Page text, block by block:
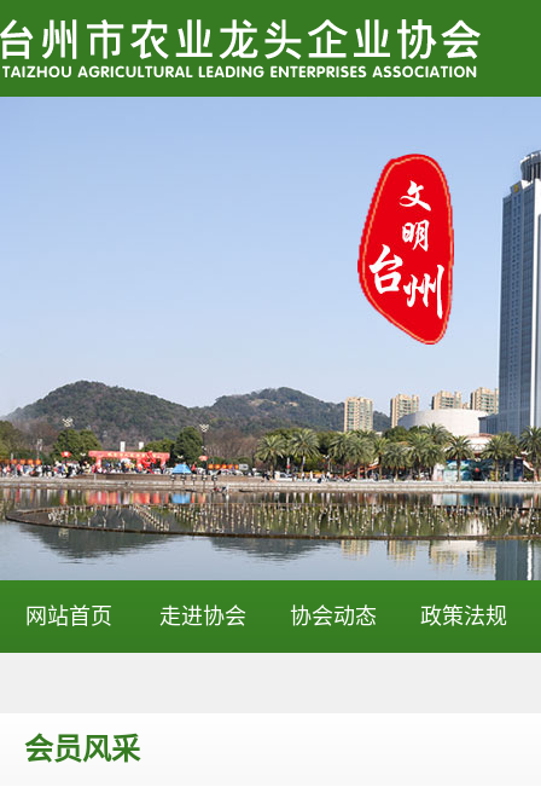
网站首页 走进协会 协会动态 政策法规
会员风采